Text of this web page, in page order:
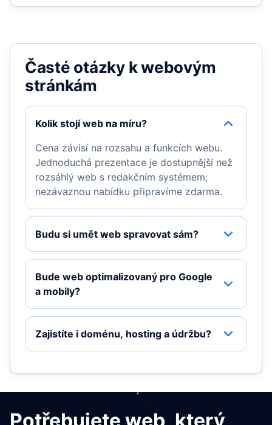
Časté otázky k webovým
stránkám
Kolik stojí web na míru?
Cena závisí na rozsahu a funkcích webu.
Jednoduchá prezentace je dostupnější než
rozsáhlý web s redakčním systémem;
nezávaznou nabídku připravíme zdarma.
Budu si umět web spravovat sám?
Ano. Weby stavíme s redakčním systémem
(CMS), takže obsah, texty i obrázky
zvládnete upravovat bez znalosti
Bude web optimalizovaný pro Google
a mobily?
Ano. Web připravujeme responzivní a s
ohledem na SEO — správná struktura,
Zajistíte i doménu, hosting a údržbu?
doméně, hosting i následnou údržbu,